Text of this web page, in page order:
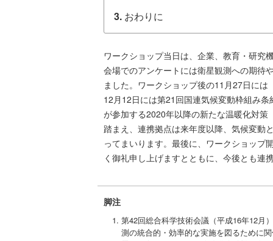
3. おわりに
ワークショップ当日は、企業、教育・研究
会場でのアンケートには衛星観測への期待
ました。ワークショップ後の11月27日に
12月12日には第21回国連気候変動枠組み
が参加する2020年以降の新たな温暖化対
踏まえ、連携拠点は来年度以降、気候変動
ってまいります。最後に、ワークショップ
く御礼申し上げますとともに、今後とも連
脚注
第42回総合科学技術会議（平成16年12月
測の統合的・効率的な実施を図るために